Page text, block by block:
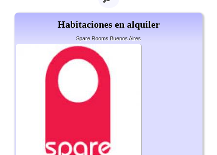
Habitaciones en alquiler
Spare Rooms Buenos Aires